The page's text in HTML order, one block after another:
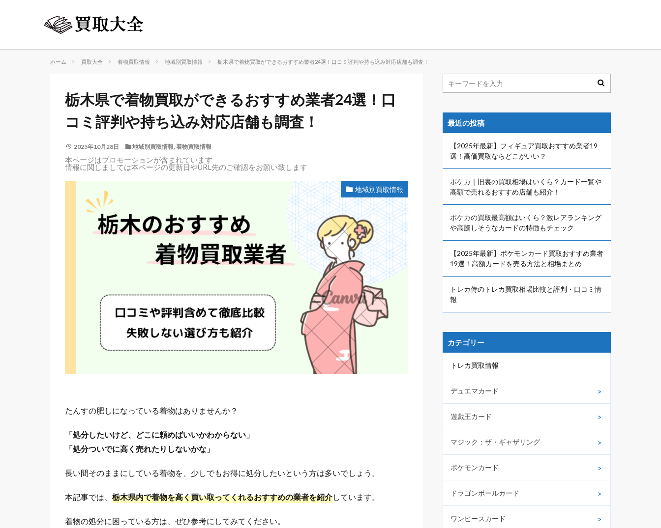
ホーム 買取大全 着物買取情報 地域別買取情報 栃木県で着物買取ができるおすすめ業者24選！口コミ評判や持ち込み対応店舗も調査！
栃木県で着物買取ができるおすすめ業者24選！口
コミ評判や持ち込み対応店舗も調査！
2025年10月28日 地域別買取情報, 着物買取情報
本ページはプロモーションが含まれています
情報に関しましては本ページの更新日やURL先のご確認をお願い致します
地域別買取情報
たんすの肥しになっている着物はありませんか？
「処分したいけど、どこに頼めばいいかわからない」
「処分ついでに高く売れたりしないかな」
長い間そのままにしている着物を、少しでもお得に処分したいという方は多いでしょう。
本記事では、 栃木県内で着物を高く買い取ってくれるおすすめの業者を紹介しています。
着物の処分に困っている方は、ぜひ参考にしてみてください。
最近の投稿
【2025年最新】フィギュア買取おすすめ業者19
選！高価買取ならどこがいい？
ポケカ｜旧裏の買取相場はいくら？カード一覧や
高額で売れるおすすめ店舗も紹介！
ポケカの買取最高額はいくら？激レアランキング
や高騰しそうなカードの特徴もチェック
【2025年最新】ポケモンカード買取おすすめ業者
19選！高額カードを売る方法と相場まとめ
トレカ侍のトレカ買取相場比較と評判・口コミ情
報
カテゴリー
トレカ買取情報
デュエマカード
遊戯王カード
マジック：ザ・ギャザリング
ポケモンカード
ドラゴンボールカード
ワンピースカード